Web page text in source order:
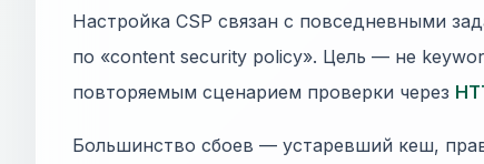
Настройка CSP связан с повседневными
по «content security policy». Цель — не
повторяемым сценарием проверки через
Большинство сбоев — устаревший кеш,